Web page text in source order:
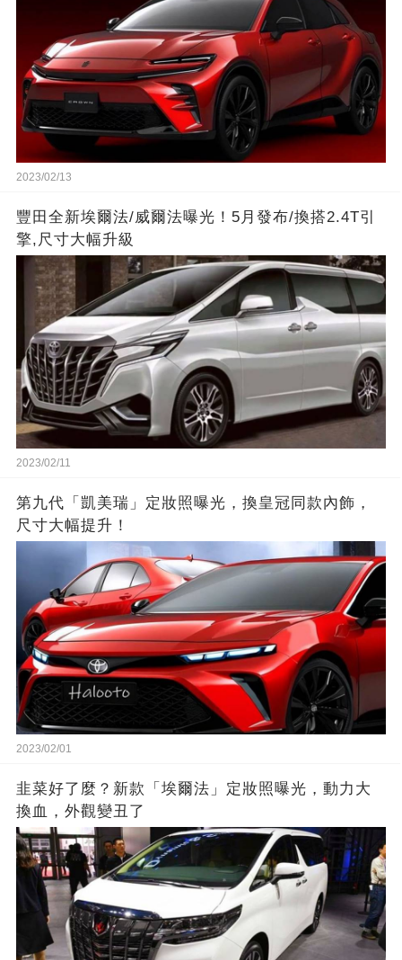
2023/02/13
豐田全新埃爾法/威爾法曝光！5月發布/換搭2.4T引
擎,尺寸大幅升級
2023/02/11
第九代「凱美瑞」定妝照曝光，換皇冠同款內飾，
尺寸大幅提升！
2023/02/01
韭菜好了麼？新款「埃爾法」定妝照曝光，動力大
換血，外觀變丑了